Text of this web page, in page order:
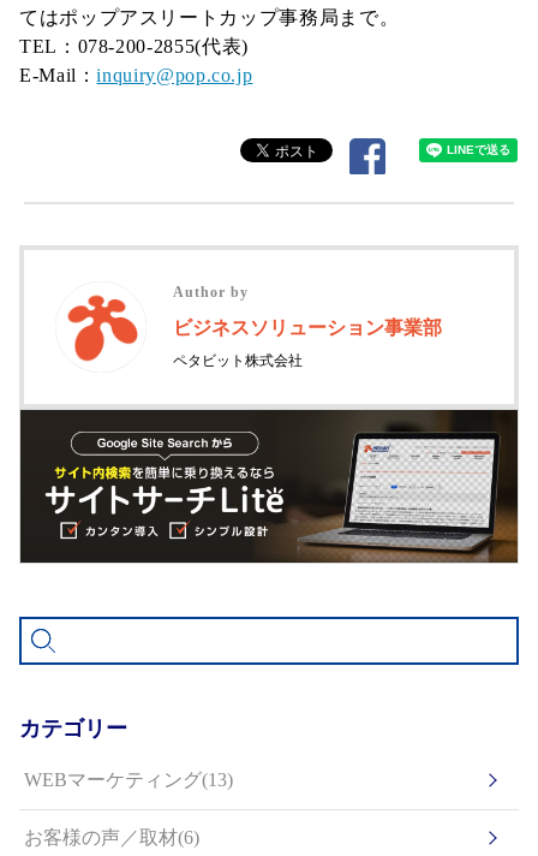
てはポップアスリートカップ事務局まで。
TEL：078-200-2855(代表)
E-Mail：inquiry@pop.co.jp
Author by
ビジネスソリューション事業部
ペタビット株式会社
カテゴリー
WEBマーケティング(13)
お客様の声／取材(6)